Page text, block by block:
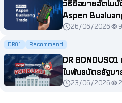
วิธีซื้อขายอัตโน
Aspen
26/06/2026
DR01 Recommend
DR
ในพันธบัตรรัฐบ
23/06/2026